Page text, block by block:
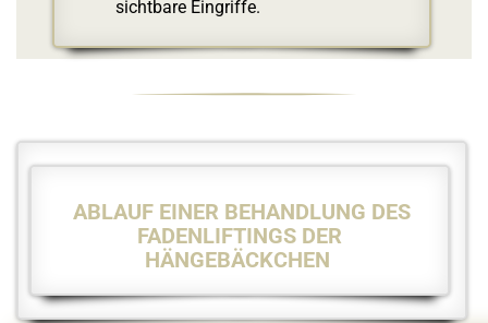
sichtbare Eingriffe.
ABLAUF EINER BEHANDLUNG DES
FADENLIFTINGS DER
HÄNGEBÄCKCHEN